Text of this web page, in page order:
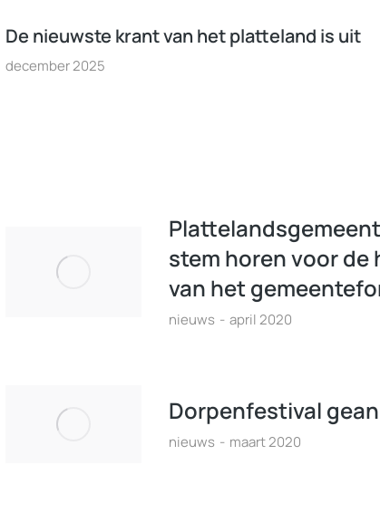
De nieuwste krant van het platteland is uit
december 2025
stem horen voor de
van het
nieuws april 2020
Dorpenfestival
nieuws maart 2020